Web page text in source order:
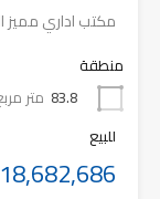
مكتب اداري مميز
منطقة
83.8 متر
للبيع
18,682,686ج. م.